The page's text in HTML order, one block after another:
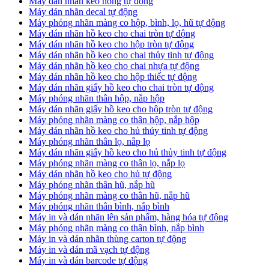
Máy dán nhãn decal tự động
Máy phóng nhãn màng co hộp, bình, lọ, hũ tự động
Máy dán nhãn hồ keo cho chai tròn tự động
Máy dán nhãn hồ keo cho hộp tròn tự động
Máy dán nhãn hồ keo cho chai thủy tinh tự động
Máy dán nhãn hồ keo cho chai nhựa tự động
Máy dán nhãn hồ keo cho hộp thiếc tự động
Máy dán nhãn giấy hồ keo cho chai tròn tự động
Máy phóng nhãn thân hộp, nắp hộp
Máy dán nhãn giấy hồ keo cho hộp tròn tự động
Máy phóng nhãn màng co thân hộp, nắp hộp
Máy dán nhãn hồ keo cho hủ thủy tinh tự động
Máy phóng nhãn thân lọ, nắp lọ
Máy dán nhãn giấy hồ keo cho hủ thủy tinh tự động
Máy phóng nhãn màng co thân lọ, nắp lọ
Máy dán nhãn hồ keo cho hủ tự động
Máy phóng nhãn thân hũ, nắp hũ
Máy phóng nhãn màng co thân hũ, nắp hũ
Máy phóng nhãn thân bình, nắp bình
Máy in và dán nhãn lên sản phẩm, hàng hóa tự động
Máy phóng nhãn màng co thân bình, nắp bình
Máy in và dán nhãn thùng carton tự động
Máy in và dán mã vạch tự động
Máy in và dán barcode tự động